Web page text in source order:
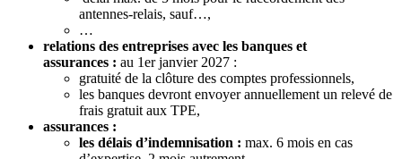
antennes-relais, sauf…,
…
relations des entreprises avec les banques et
assurances : au 1er janvier 2027 :
gratuité de la clôture des comptes professionnels,
les banques devront envoyer annuellement un relevé de
frais gratuit aux TPE,
assurances :
les délais d’indemnisation : max. 6 mois en cas